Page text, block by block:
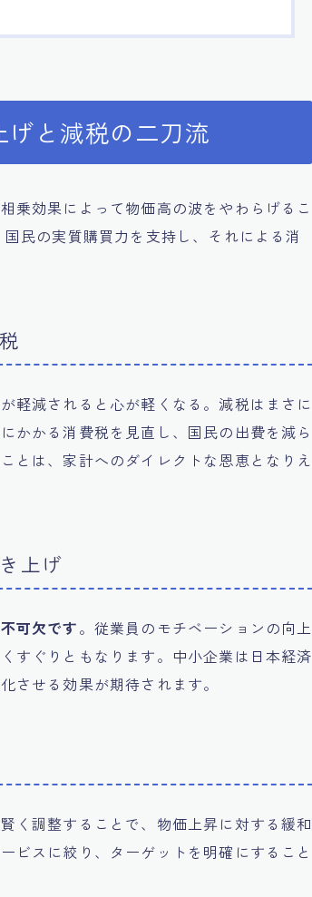
と減税の二刀流
乗効果によって物価高の波をやわらげるこ
民の実質購買力を支持し、それによる消
軽減されると心が軽くなる。減税はまさに
かかる消費税を見直し、国民の出費を減ら
とは、家計へのダイレクトな恩恵となりえ
上げ
可欠です。従業員のモチベーションの向上
すぐりともなります。中小企業は日本経済
させる効果が期待されます。
く調整することで、物価上昇に対する緩和
ビスに絞り、ターゲットを明確にすること